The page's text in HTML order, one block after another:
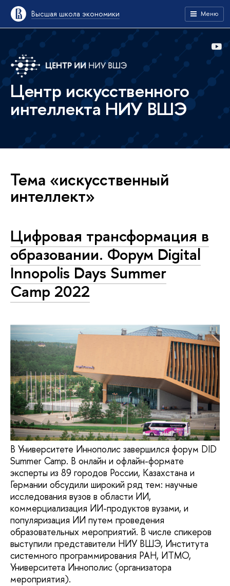
Высшая школа экономики Меню
Центр искусственного
интеллекта НИУ ВШЭ
Тема «искусственный
интеллект»
Цифровая трансформация в
образовании. Форум Digital
Innopolis Days Summer
Camp 2022
В Университете Иннополис завершился форум DID
Summer Camp. В онлайн и офлайн-формате
эксперты из 89 городов России, Казахстана и
Германии обсудили широкий ряд тем: научные
исследования вузов в области ИИ,
коммерциализация ИИ-продуктов вузами, и
популяризация ИИ путем проведения
образовательных мероприятий. В числе спикеров
выступили представители НИУ ВШЭ, Института
системного программирования РАН, ИТМО,
Университета Иннополис (организатора
мероприятия).